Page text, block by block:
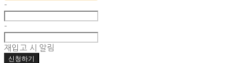
-
-
재입고 시 알림
신청하기